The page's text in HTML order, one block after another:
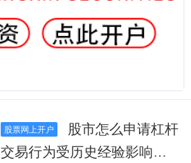
股票网上开户
交易行为受历史经验影响较